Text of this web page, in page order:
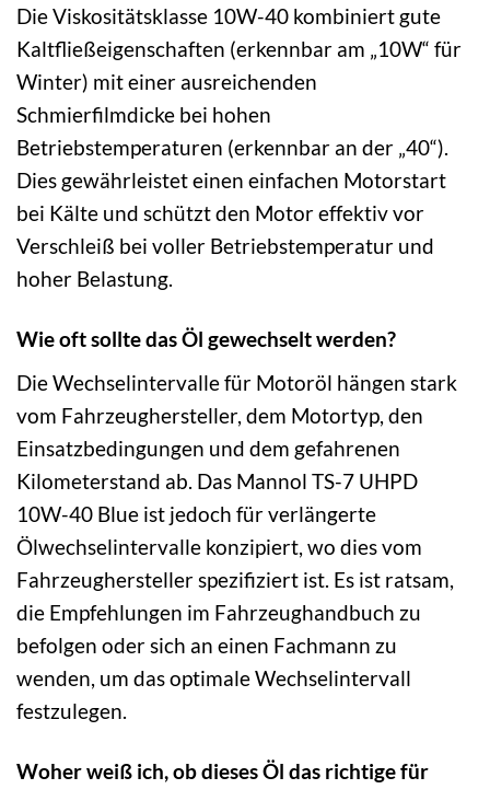
Die Viskositätsklasse 10W-40 kombiniert gute
Kaltfließeigenschaften (erkennbar am „10W“ für
Winter) mit einer ausreichenden
Schmierfilmdicke bei hohen
Betriebstemperaturen (erkennbar an der „40“).
Dies gewährleistet einen einfachen Motorstart
bei Kälte und schützt den Motor effektiv vor
Verschleiß bei voller Betriebstemperatur und
hoher Belastung.
Wie oft sollte das Öl gewechselt werden?
Die Wechselintervalle für Motoröl hängen stark
vom Fahrzeughersteller, dem Motortyp, den
Einsatzbedingungen und dem gefahrenen
Kilometerstand ab. Das Mannol TS-7 UHPD
10W-40 Blue ist jedoch für verlängerte
Ölwechselintervalle konzipiert, wo dies vom
Fahrzeughersteller spezifiziert ist. Es ist ratsam,
die Empfehlungen im Fahrzeughandbuch zu
befolgen oder sich an einen Fachmann zu
wenden, um das optimale Wechselintervall
festzulegen.
Woher weiß ich, ob dieses Öl das richtige für